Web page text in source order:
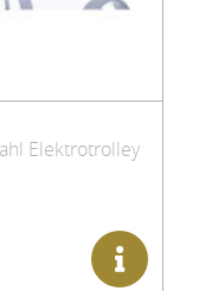
Elektrotrolley